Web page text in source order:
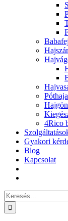
4Rico
Gyakori
Blog
Kapcsolat
Keresés...